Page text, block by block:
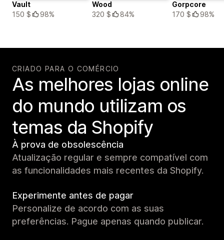
Vault
150 $
98%
Wood
320 $
84%
Gorpcore
170 $
98%
CRIADO PARA O COMÉRCIO
As melhores lojas online
do mundo utilizam os
temas da Shopify
À prova de obsolescência
Atualização regular e sempre compatível com
as funcionalidades mais recentes da Shopify.
Experimente antes de pagar
Personalize de acordo com as suas
preferências. Pague apenas quando publicar.